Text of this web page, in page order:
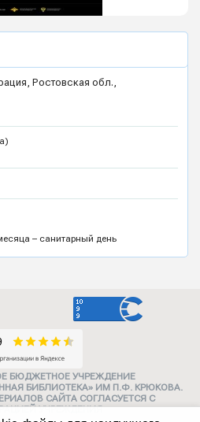
Ростовская обл.,
– санитарный день
БЮДЖЕТНОЕ УЧРЕЖДЕНИЕ
БИБЛИОТЕКА» ИМ П.Ф. КРЮКОВА.
САЙТА СОГЛАСУЕТСЯ С
УЧРЕЖДЕНИЯ